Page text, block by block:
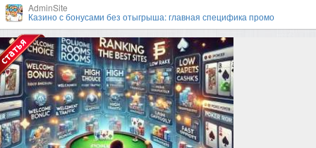
AdminSite
Казино с бонусами без отыгрыша: главная специфика промо